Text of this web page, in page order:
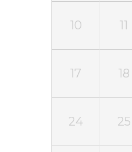
10 11
17 18
24 25